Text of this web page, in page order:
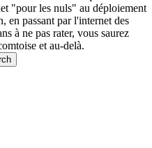
"pour les nuls" au déploiement
en passant par l'internet des
à ne pas rater, vous saurez
et au-delà.